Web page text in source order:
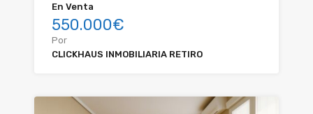
En Venta
550.000€
Por
CLICKHAUS INMOBILIARIA RETIRO